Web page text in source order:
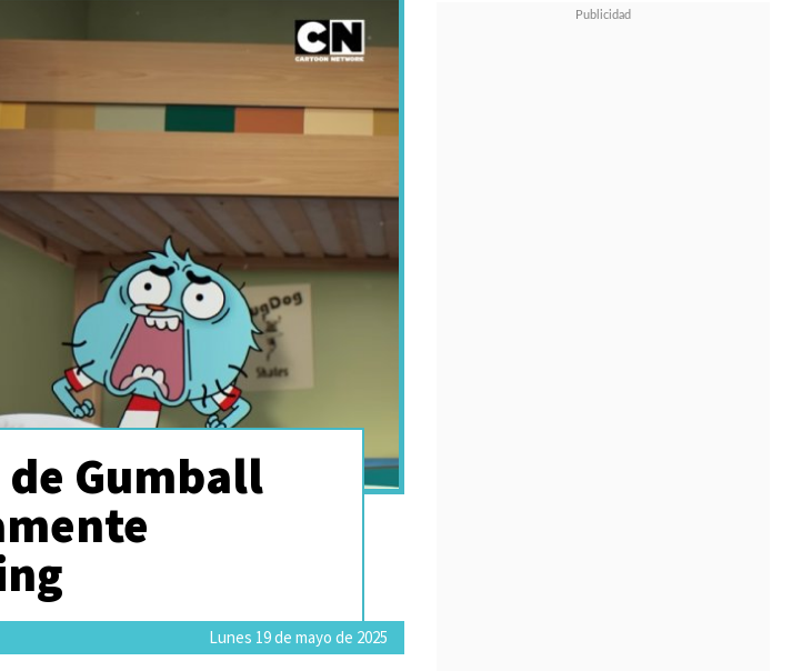
Gumball
Lunes 19 de mayo de 2025